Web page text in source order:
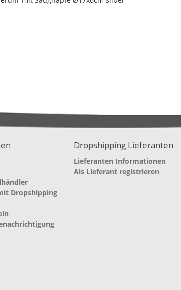
Dropshipping
Dropshipping Lieferanten
Lieferanten Informationen
Als Lieferant registrieren